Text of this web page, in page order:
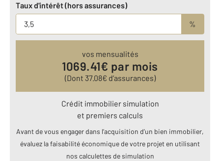
Taux d'intérêt (hors assurances)
%
vos mensualités
1069.41€ par mois
(Dont 37.08€ d’assurances)
Crédit immobilier simulation
et premiers calculs
Avant de vous engager dans l’acquisition d’un bien immobilier,
évaluez la faisabilité économique de votre projet en utilisant
nos calculettes de simulation